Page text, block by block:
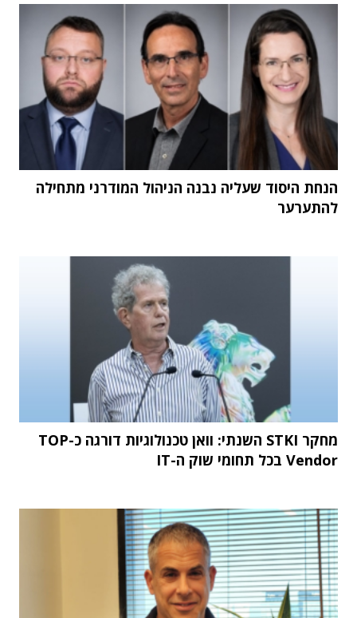
הנחת היסוד שעליה נבנה הניהול המודרני מתחילה
להתערער
מחקר STKI השנתי: וואן טכנולוגיות דורגה כ-TOP
Vendor בכל תחומי שוק ה-IT